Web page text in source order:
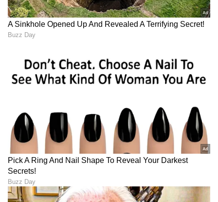
ಮತ್ತು AI ನಿಂದ ಸೈಬರ್‌ ಭದ್ರತೆ
ಮತ್ತು
ವಿಜ್ಞಾನ ದ ಪ್ರಗತಿಯವರೆಗೆ ಇತ್ತೀಚಿನ ಟೆಕ್ನಾಲಜಿ
( Technology News in Kannada
) ಬಗ್ಗೆ
ನಿರಂತರವಾದ ಅಪ್‌ಡೇಟ್‌. ಡಿಜಿಟಲ್ ಟ್ರೆಂಡ್‌ಗಳ ಕುರಿತು
ತಜ್ಞರ ಮಾತುಗಳು, ವಿವರವಾದ ಮಾಹಿತಿ ಮತ್ತು ಬ್ರೇಕಿಂಗ್
ನ್ಯೂಸ್‌ ಸಿಗುವ ಏಕೈಕ ತಾಣ ಏಷ್ಯಾನೆಟ್‌ ಸುವರ್ಣ
ನ್ಯೂಸ್‌. ಹೊಸ
ಸ್ಟಾರ್ಟ್‌ಅಪ್‌ಗಳು ಬಂದಿದ್ಯಾ? ಭವಿಷ್ಯವನ್ನು ಬದಲಿಸುವ